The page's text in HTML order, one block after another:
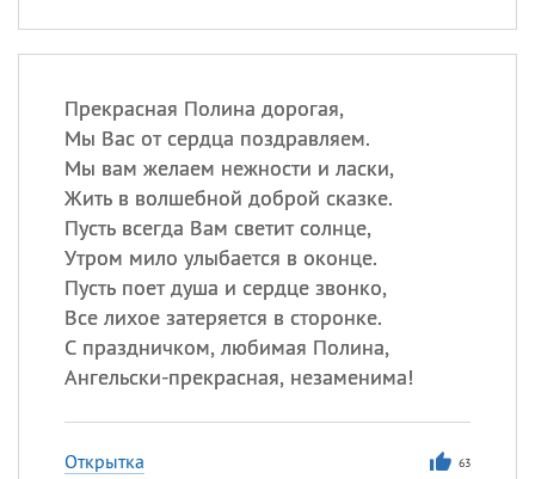
Прекрасная Полина дорогая,
Мы Вас от сердца поздравляем.
Мы вам желаем нежности и ласки,
Жить в волшебной доброй сказке.
Пусть всегда Вам светит солнце,
Утром мило улыбается в оконце.
Пусть поет душа и сердце звонко,
Все лихое затеряется в сторонке.
С праздничком, любимая Полина,
Ангельски-прекрасная, незаменима!
Открытка 63